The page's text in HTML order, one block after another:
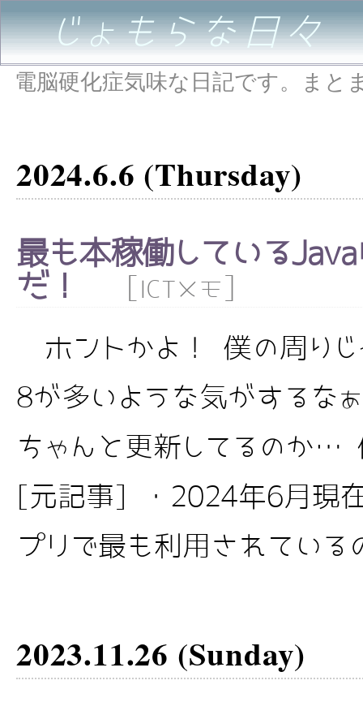
じょもらな日々
電脳硬化症気味な日記です。まと
2024.6.6 (Thursday)
最も本稼働している
だ！
ICTメモ
ホントかよ！ 僕の周りじ
8が多いような気がする
ちゃんと更新してるのか
[元記事] ・2024年6月現
プリで最も利用されている
2023.11.26 (Sunday)